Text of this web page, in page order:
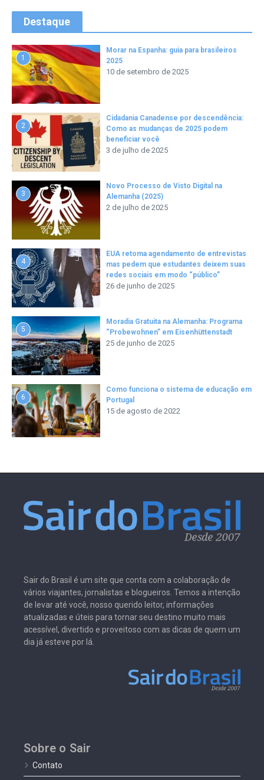
Destaque
1
Morar na Espanha: guia para brasileiros
2025
10 de setembro de 2025
2
Cidadania Canadense por descendência:
Como as mudanças de 2025 podem
beneficiar você
3 de julho de 2025
3
Novo Processo de Visto Digital na
Alemanha (2025)
2 de julho de 2025
4
EUA retoma agendamento de entrevistas
mas pedem que estudantes deixem suas
redes sociais em modo “público”
26 de junho de 2025
5
Moradia Gratuita na Alemanha: Programa
“Probewohnen” em Eisenhüttenstadt
25 de junho de 2025
6
Como funciona o sistema de educação em
Portugal
15 de agosto de 2022
Sair do Brasil é um site que conta com a colaboração de
vários viajantes, jornalistas e blogueiros. Temos a intenção
de levar até você, nosso querido leitor, informações
atualizadas e úteis para tornar seu destino muito mais
acessível, divertido e proveitoso com as dicas de quem um
dia já esteve por lá.
Sobre o Sair
Contato